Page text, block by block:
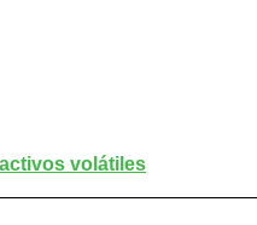
volátiles